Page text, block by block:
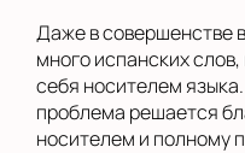
Даже в совершенстве
много испанских
себя носителем
проблема решается
носителем и полному